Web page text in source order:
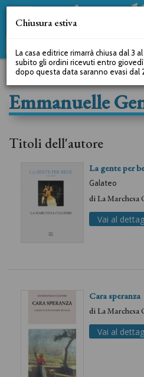
Emmanuelle
Titoli dell'autore
La gente per
Galateo
diLa
Vai al
Cara speranza
diLa
Vai al
Chiusura estiva
La casa editrice rimarrà chiusa dal 3
subito gli ordini ricevuti entro
dopo questa data saranno evasi dal